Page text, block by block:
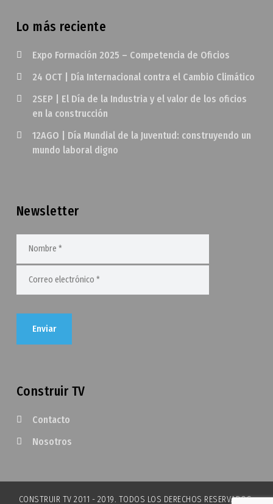
Lo más reciente
Expo Formación 2025 – Competencia de Oficios
24 OCT | Día Internacional contra el Cambio Climático
2SEP | El Día de la Industria y el valor de los oficios
en la construcción
12AGO | Día Mundial de la Juventud: construyendo un
mundo laboral digno
Newsletter
Construir TV
Contacto
Nosotros
CONSTRUIR TV 2011 - 2019. TODOS LOS DERECHOS RESERVADOS.